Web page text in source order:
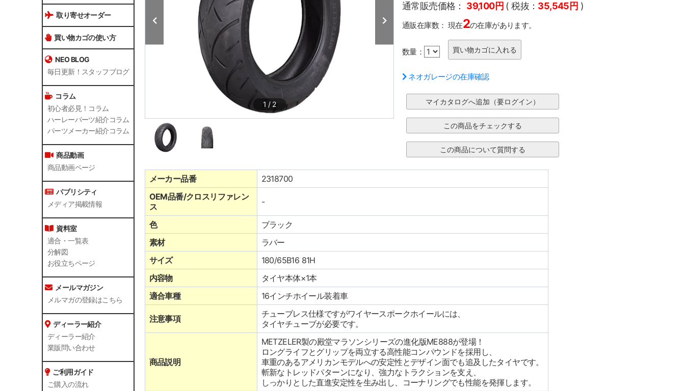
取り寄せオーダー
買い物カゴの使い方
NEO BLOG
毎日更新！スタッフブログ
コラム
初心者必見！コラム
ハーレーパーツ紹介コラム
パーツメーカー紹介コラム
商品動画
商品動画ページ
パブリシティ
メディア掲載情報
資料室
適合・一覧表
分解図
お役立ちページ
メールマガジン
メルマガの登録はこちら
ディーラー紹介
ディーラー紹介
業販問い合わせ
ご利用ガイド
ご購入の流れ
1 / 2
通常販売価格： 39,100円 ( 税抜： 35,545円 )
通販在庫数： 現在2の在庫があります。
数量：
ネオガレージの在庫確認
メーカー品番
2318700
OEM品番/クロスリファレン
ス
-
色
ブラック
素材
ラバー
サイズ
180/65B16 81H
内容物
タイヤ本体×1本
適合車種
16インチホイール装着車
注意事項
チューブレス仕様ですがワイヤースポークホイールには、
タイヤチューブが必要です。
商品説明
METZELER製の殿堂マラソンシリーズの進化版ME888が登場！
ロングライフとグリップを両立する高性能コンパウンドを採用し、
車重のあるアメリカンモデルへの安定性とデザイン面でも追及したタイヤです。
斬新なトレッドパターンになり、強力なトラクションを支え、
しっかりとした直進安定性を生み出し、コーナリングでも性能を発揮します。